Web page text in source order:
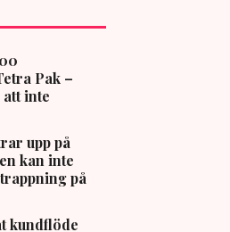
Pak –
inte
upp på
kan inte
på
kundflöde